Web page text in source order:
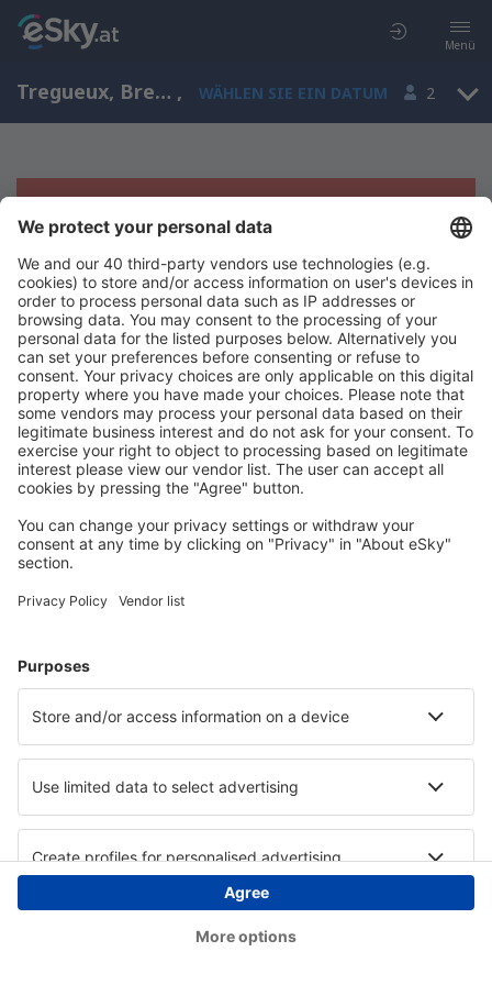
Menü
Tregueux, Bretagne, Frankreich , WÄHLEN SIE EIN DATUM 2
Es tut uns leid, wir können keine
Ergebnisse aufzeigen
Bitte starten Sie Ihre Suche erneut mit anderen Suchkriterien.
Copyright © eSky.at. Alle Rechte vorbehalten.